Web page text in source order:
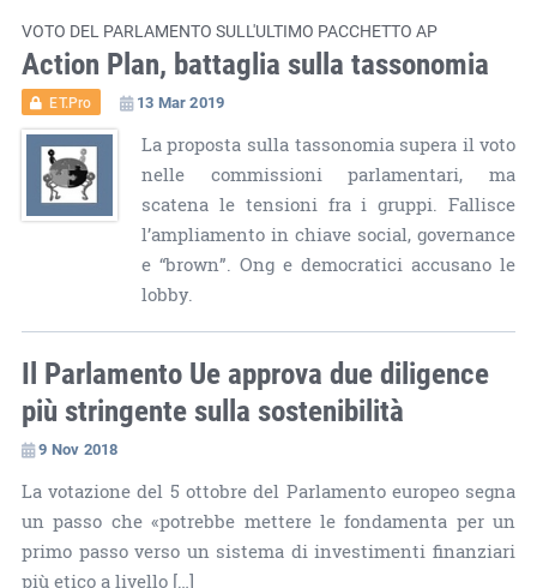
VOTO DEL PARLAMENTO SULL'ULTIMO PACCHETTO AP
Action Plan, battaglia sulla tassonomia
ET.Pro 13 Mar 2019
La proposta sulla tassonomia supera il voto
nelle commissioni parlamentari, ma
scatena le tensioni fra i gruppi. Fallisce
l’ampliamento in chiave social, governance
e “brown”. Ong e democratici accusano le
lobby.
Il Parlamento Ue approva due diligence
più stringente sulla sostenibilità
9 Nov 2018
La votazione del 5 ottobre del Parlamento europeo segna
un passo che «potrebbe mettere le fondamenta per un
primo passo verso un sistema di investimenti finanziari
più etico a livello […]